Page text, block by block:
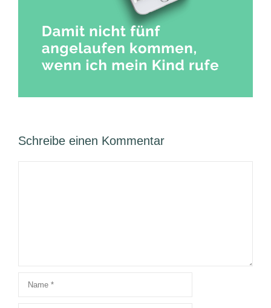
Schreibe einen Kommentar
Name